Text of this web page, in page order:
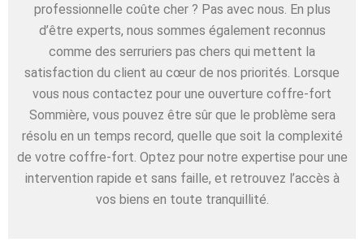
professionnelle coûte cher ? Pas avec nous. En plus
d’être experts, nous sommes également reconnus
comme des serruriers pas chers qui mettent la
satisfaction du client au cœur de nos priorités. Lorsque
vous nous contactez pour une ouverture coffre-fort
Sommière, vous pouvez être sûr que le problème sera
résolu en un temps record, quelle que soit la complexité
de votre coffre-fort. Optez pour notre expertise pour une
intervention rapide et sans faille, et retrouvez l’accès à
vos biens en toute tranquillité.